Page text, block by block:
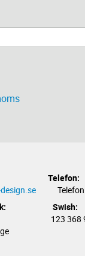
Telefon:
Telefon:
Swish:
368 92